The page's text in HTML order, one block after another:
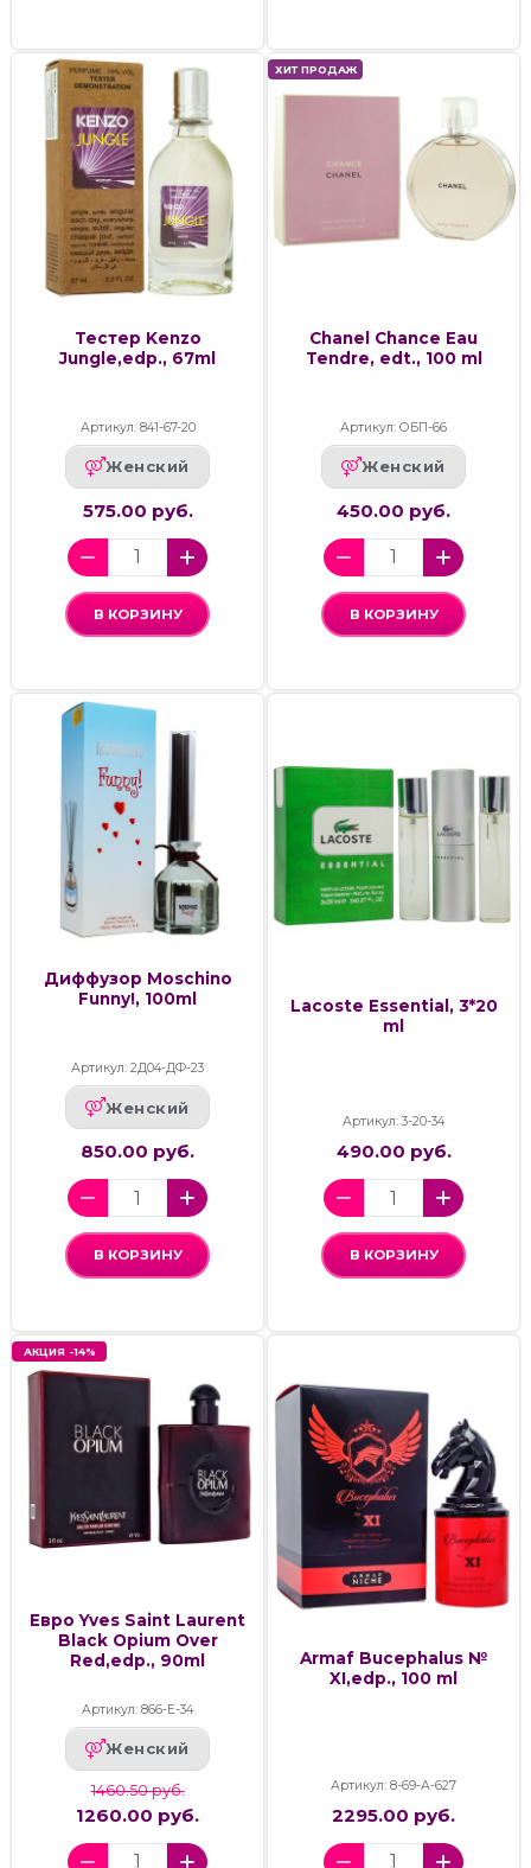
Тестер Kenzo
Jungle,edp., 67ml
Артикул: 841-67-20
Женский
575.00 руб.
В КОРЗИНУ
ХИТ ПРОДАЖ
Chanel Chance Eau
Tendre, edt., 100 ml
Артикул: ОБП-66
Женский
450.00 руб.
В КОРЗИНУ
Диффузор Moschino
Funny!, 100ml
Артикул: 2Д04-ДФ-23
Женский
850.00 руб.
В КОРЗИНУ
Lacoste Essential, 3*20
ml
Артикул: 3-20-34
490.00 руб.
В КОРЗИНУ
АКЦИЯ -14%
Евро Yves Saint Laurent
Black Opium Over
Red,edp., 90ml
Артикул: 866-Е-34
Женский
1460.50 руб.
1260.00 руб.
Armaf Bucephalus №
XI,edp., 100 ml
Артикул: 8-69-А-627
2295.00 руб.